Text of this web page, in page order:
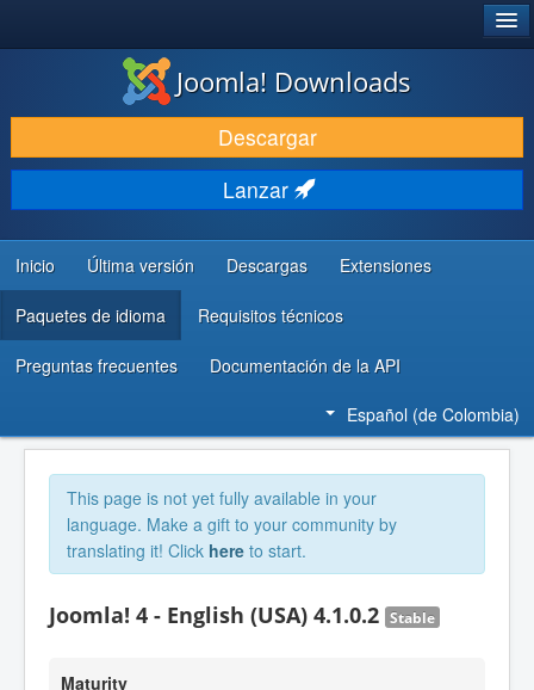
DESCARGAR
DESCUBRE Y APRENDE
COMUNIDAD Y AYUDA
RECURSOS PARA DESARROLLADORES
Joomla! Downloads
Descargar
Lanzar
Inicio Última versión Descargas Extensiones
Paquetes de idioma Requisitos técnicos
Preguntas frecuentes Documentación de la API
Español (de Colombia)
This page is not yet fully available in your
language. Make a gift to your community by
translating it! Click here to start.
Joomla! 4 - English (USA) 4.1.0.2 Stable
Maturity